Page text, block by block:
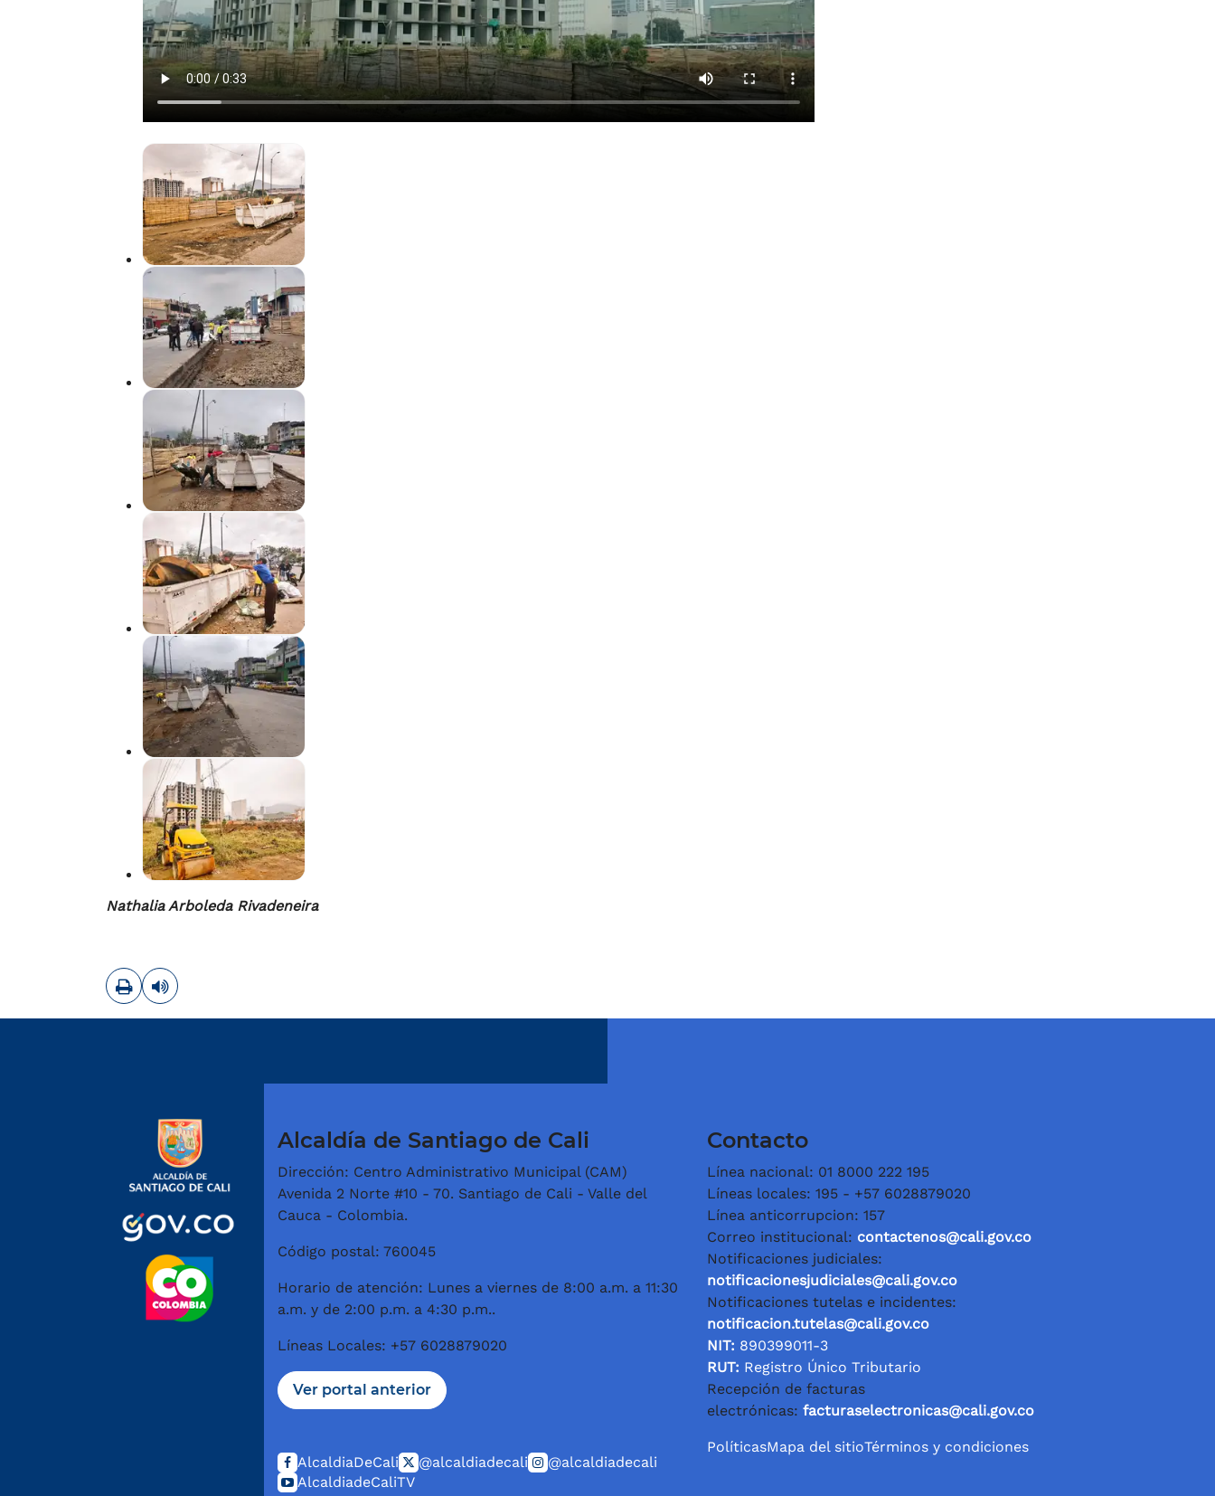
Nathalia Arboleda Rivadeneira
ImprimirLeer contenido
Alcaldía de Santiago de Cali
Dirección: Centro Administrativo Municipal (CAM)
Avenida 2 Norte #10 - 70. Santiago de Cali - Valle del
Cauca - Colombia.
Código postal: 760045
Horario de atención: Lunes a viernes de 8:00 a.m. a 11:30
a.m. y de 2:00 p.m. a 4:30 p.m..
Líneas Locales: +57 6028879020
Ver portal anterior
AlcaldiaDeCali @alcaldiadecali
@alcaldiadecali
AlcaldiadeCaliTV
Contacto
Línea nacional: 01 8000 222 195
Líneas locales: 195 - +57 6028879020
Línea anticorrupcion: 157
Correo institucional: contactenos@cali.gov.co
Notificaciones judiciales:
notificacionesjudiciales@cali.gov.co
Notificaciones tutelas e incidentes:
notificacion.tutelas@cali.gov.co
NIT: 890399011-3
RUT: Registro Único Tributario
Recepción de facturas
electrónicas: facturaselectronicas@cali.gov.co
PolíticasMapa del sitioTérminos y condiciones